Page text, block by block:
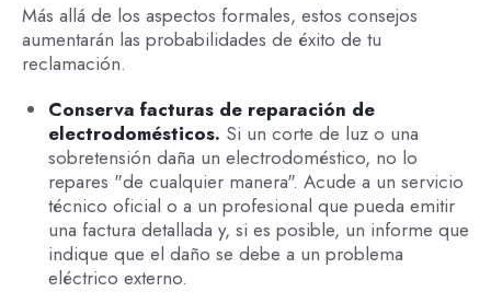
Más allá de los aspectos formales, estos consejos
aumentarán las probabilidades de éxito de tu
reclamación.
Conserva facturas de reparación de
electrodomésticos. Si un corte de luz o una
sobretensión daña un electrodoméstico, no lo
repares "de cualquier manera". Acude a un servicio
técnico oficial o a un profesional que pueda emitir
una factura detallada y, si es posible, un informe que
indique que el daño se debe a un problema
eléctrico externo.